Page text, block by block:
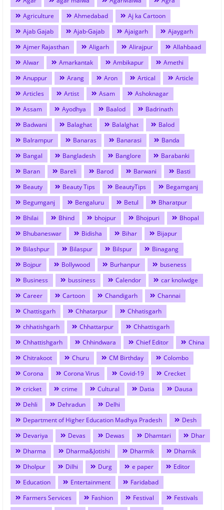
Agriculture
Ahmedabad
Aj ka Cartoon
Ajab Gajab
Ajab-Gajab Ajaigarh
Ajaygarh
Ajmer Rajasthan
Aligarh Alirajpur
Allahbaad
Alwar
Amarkantak Ambikapur
Amethi
Anuppur
Arang Aron Artical
Article
Articles
Artist Asam
Ashoknagar
Assam
Ayodhya Baalod
Badrinath
Badwani
Balaghat Balalghat
Balod
Balrampur
Banaras Banarasi
Banda
Bangal
Bangladesh Banglore
Barabanki
Baran
Bareli Barod Barwani
Basti
Beauty
Beauty Tips BeautyTips
Begamganj
Begumganj
Bengaluru Betul
Bharatpur
Bhilai
Bhind bhojpur Bhojpuri
Bhopal
Bhubaneswar
Bidisha Bihar
Bijapur
Bilashpur
Bilaspur Bilspur
Binagang
Bojpur
Bollywood Burhanpur
buseness
Business
bussiness Calendor
car knolwdge
Career
Cartoon Chandigarh
Channai
Chattisgarh
Chhatarpur
Chhatisgarh
chhatishgarh
Chhattarpur
Chhattisgarh
Chhattishgarh
Chhindwara Chief Editor
China
Chitrakoot
Churu CM Birthday
Colombo
Corona
Corona Virus Covid-19
Crecket
cricket
crime Cultural Datia
Dausa
Dehli
Dehradun
Delhi
Department of Higher Education Madhya Pradesh
Desh
Devariya
Devas Dewas Dhamtari
Dhar
Dharma
Dharma&Jotishi Dharmik
Dharnik
Dholpur
Dilhi Durg e paper
Editor
Education
Entertainment
Faridabad
Farmers Services
Fashion Festival
Festivals